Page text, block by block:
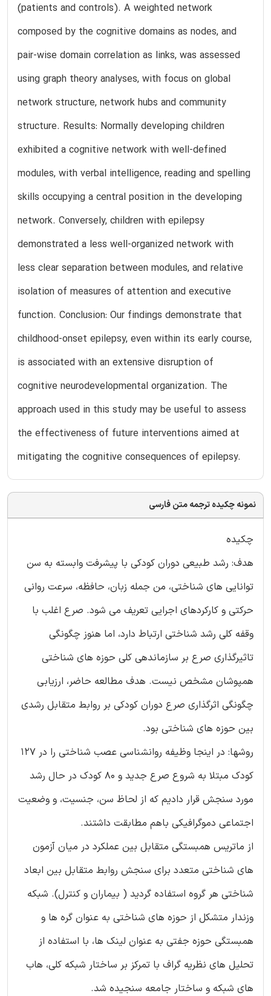
(patients and controls). A weighted network
composed by the cognitive domains as nodes, and
pair-wise domain correlation as links, was assessed
using graph theory analyses, with focus on global
network structure, network hubs and community
structure. Results: Normally developing children
exhibited a cognitive network with well-defined
modules, with verbal intelligence, reading and spelling
skills occupying a central position in the developing
network. Conversely, children with epilepsy
demonstrated a less well-organized network with
less clear separation between modules, and relative
isolation of measures of attention and executive
function. Conclusion: Our findings demonstrate that
childhood-onset epilepsy, even within its early course,
is associated with an extensive disruption of
cognitive neurodevelopmental organization. The
approach used in this study may be useful to assess
the effectiveness of future interventions aimed at
mitigating the cognitive consequences of epilepsy.
نمونه چکیده ترجمه متن فارسی
چکیده
هدف: رشد طبیعی دوران کودکی با پیشرفت وابسته به سن
توانایی های شناختی، من جمله زبان، حافظه، سرعت روانی
حرکتی و کارکردهای اجرایی تعریف می شود. صرع اغلب با
وقفه کلی رشد شناختی ارتباط دارد، اما هنوز چگونگی
تاثیرگذاری صرع بر سازماندهی کلی حوزه های شناختی
همپوشان مشخص نیست. هدف مطالعه حاضر، ارزیابی
چگونگی اثرگذاری صرع دوران کودکی بر روابط متقابل رشدی
بین حوزه های شناختی بود.
روشها: در اینجا وظیفه روانشناسی عصب شناختی را در 127
کودک مبتلا به شروع صرع جدید و 80 کودک در حال رشد
مورد سنجش قرار دادیم که از لحاظ سن، جنسیت، و وضعیت
اجتماعی دموگرافیکی باهم مطابقت داشتند.
از ماتریس همبستگی متقابل بین عملکرد در میان آزمون
های شناختی متعدد برای سنجش روابط متقابل بین ابعاد
شناختی هر گروه استفاده گردید ( بیماران و کنترل). شبکه
وزندار متشکل از حوزه های شناختی به عنوان گره ها و
همبستگی حوزه جفتی به عنوان لینک ها، با استفاده از
تحلیل های نظریه گراف با تمرکز بر ساختار شبکه کلی، هاب
های شبکه و ساختار جامعه سنجیده شد.